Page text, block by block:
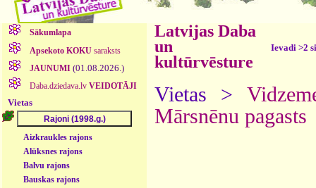
Sākumlapa
Apsekoto KOKUsaraksts
JAUNUMI (01.08.2026.)
Daba.dziedava.lv VEIDOTĀJI
Vietas
Aizkraukles rajons
Alūksnes rajons
Balvu rajons
Bauskas rajons
Latvijas Daba
un
kultūrvēsture
Ievadi >2
Vietas >
Mārsnēnu pagasts